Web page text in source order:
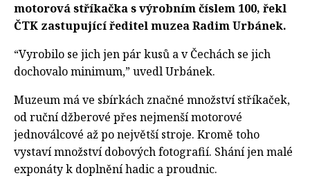
motorová stříkačka s výrobním číslem 100, řekl
ČTK zastupující ředitel muzea Radim Urbánek.
“Vyrobilo se jich jen pár kusů a v Čechách se jich
dochovalo minimum,” uvedl Urbánek.
Muzeum má ve sbírkách značné množství stříkaček,
od ruční džberové přes nejmenší motorové
jednoválcové až po největší stroje. Kromě toho
vystaví množství dobových fotografií. Shání jen malé
exponáty k doplnění hadic a proudnic.